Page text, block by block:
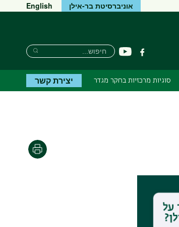
אוניברסיטת בר-אילן English
פייסבוקיוטיוב
חיפוש
חיפוש
חיפוש
סוגיות מרכזיות בחקר מגדר יצירת קשר
הדפסה